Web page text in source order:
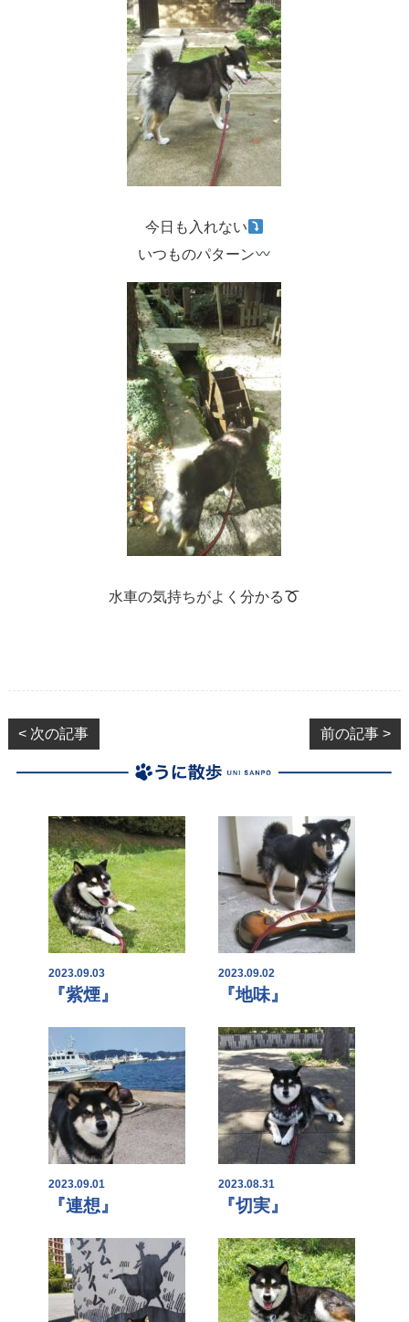
今日も入れない
いつものパターン
水車の気持ちがよく分かる
< 次の記事 前の記事 >
2023.09.03
『紫煙』
2023.09.02
『地味』
2023.09.01
『連想』
2023.08.31
『切実』